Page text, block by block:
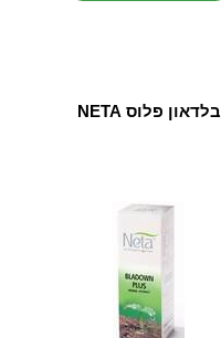
בלדאון פלוס NETA